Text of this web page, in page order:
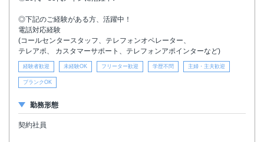
◎下記のご経験がある方、活躍中！
電話対応経験
(コールセンタースタッフ、テレフォンオペレーター、
テレアポ、 カスタマーサポート、テレフォンアポインターなど)
経験者歓迎 未経験OK フリーター歓迎 学歴不問 主婦・主夫歓迎
ブランクOK
勤務形態
契約社員